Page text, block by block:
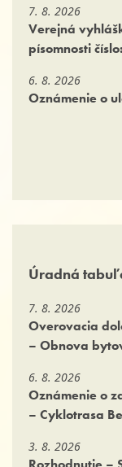
7. 8. 2026
Verejná
písomnosti
6. 8. 2026
Oznámenie o
Úradná
7. 8. 2026
Overovacia
– Obnova
6. 8. 2026
Oznámenie o
– Cyklotrasa
3. 8. 2026